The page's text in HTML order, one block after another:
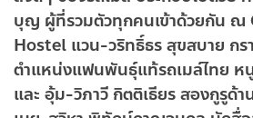
บุญ ผู้ที่รวมตัวทุกคนเข้าด้วยกัน ณ
Hostel แวน-วริทธิ์ธร สุขสบาย กร
ตำแหน่งแฟนพันธุ์แท้รถเมล์ไทย ห
และ อุ้ม-วิภาวี กิตติเธียร สองกูรูด้